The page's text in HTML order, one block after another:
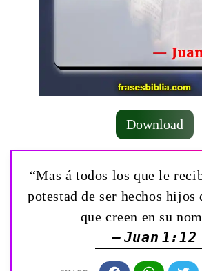
Download
“Mas á todos los que le
potestad de ser hechos hijos
que creen en su
— Juan 1:12